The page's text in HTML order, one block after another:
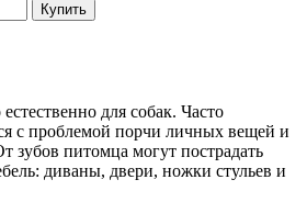
Купить
для собак. Часто
с проблемой порчи личных вещей и
зубов питомца могут пострадать
диваны, двери, ножки стульев и